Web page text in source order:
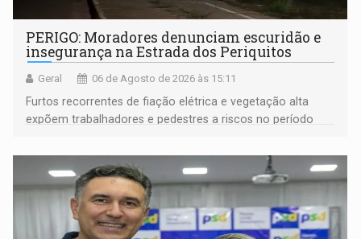
PERIGO: Moradores denunciam escuridão e
insegurança na Estrada dos Periquitos
Geral 06 de Agosto de 2026 às 15:11
Furtos recorrentes de fiação elétrica e vegetação alta
expõem trabalhadores e pedestres a riscos no período